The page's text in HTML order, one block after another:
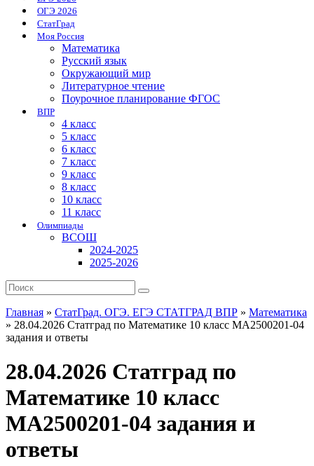
ОГЭ 2026
СтатГрад
Моя Россия
Математика
Русский язык
Окружающий мир
Литературное чтение
Поурочное планирование ФГОС
ВПР
4 класс
5 класс
6 класс
7 класс
9 класс
8 класс
10 класс
11 класс
Олимпиады
ВСОШ
2024-2025
2025-2026
Главная » СтатГрад. ОГЭ. ЕГЭ СТАТГРАД ВПР » Математика
» 28.04.2026 Статград по Математике 10 класс МА2500201-04
задания и ответы
28.04.2026 Статград по
Математике 10 класс
МА2500201-04 задания и
ответы